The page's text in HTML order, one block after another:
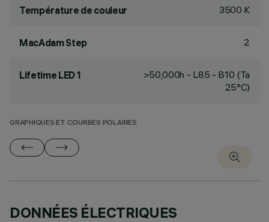
Température de couleur 3500 K
MacAdam Step 2
Lifetime LED 1
>50,000h - L85 - B10 (Ta
25°C)
GRAPHIQUES ET COURBES POLAIRES
DONNÉES ÉLECTRIQUES